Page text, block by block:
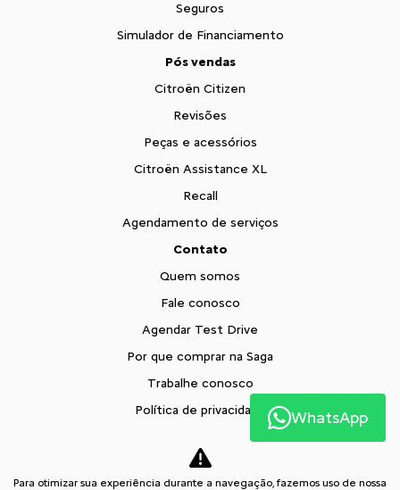
Seguros
Simulador de Financiamento
Pós vendas
Citroën Citizen
Revisões
Peças e acessórios
Citroën Assistance XL
Recall
Agendamento de serviços
Contato
Quem somos
Fale conosco
Agendar Test Drive
Por que comprar na Saga
Trabalhe conosco
Política de privacidade
Blog
WhatsApp
Para otimizar sua experiência durante a navegação, fazemos uso de nossa